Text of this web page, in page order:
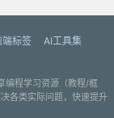
端标签
AI工具集